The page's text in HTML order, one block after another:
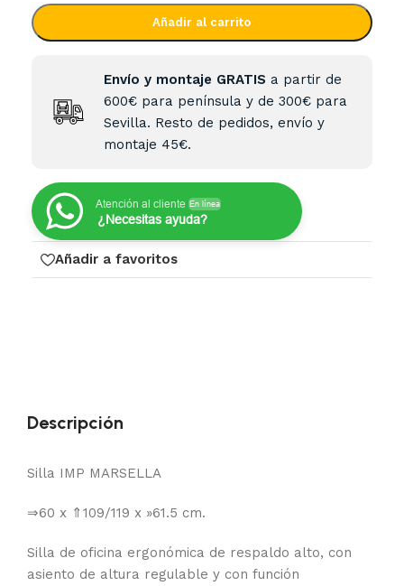
Añadir al carrito
Envío y montaje GRATIS a partir de
600€ para península y de 300€ para
Sevilla. Resto de pedidos, envío y
montaje 45€.
Atención al cliente En línea
¿Necesitas ayuda?
Añadir a favoritos
Descripción
Silla IMP MARSELLA
⇒60 x ⇑109/119 x »61.5 cm.
Silla de oficina ergonómica de respaldo alto, con
asiento de altura regulable y con función